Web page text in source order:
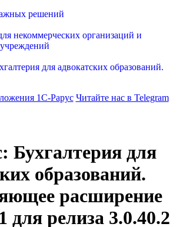
решений
некоммерческих организаций и
для адвокатских образований.
1С-Рарус Читайте нас в Telegram
Бухгалтерия для
образований.
расширение
для релиза 3.0.40.2